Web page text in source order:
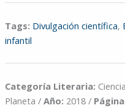
Tags: Divulgación científica,
infantil
Categoría Literaria:
Planeta / Año: 2018 /